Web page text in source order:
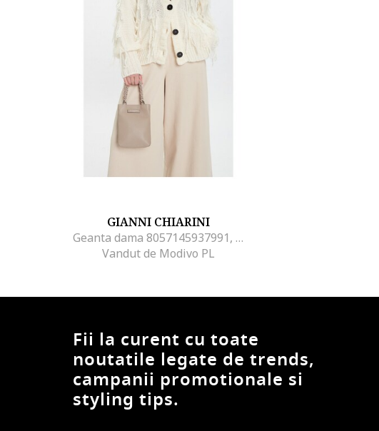
GIANNI CHIARINI
Geanta dama 8057145937991, Sintetic, Bej
Vandut de Modivo PL
Fii la curent cu toate
noutatile legate de trends,
campanii promotionale si
styling tips.